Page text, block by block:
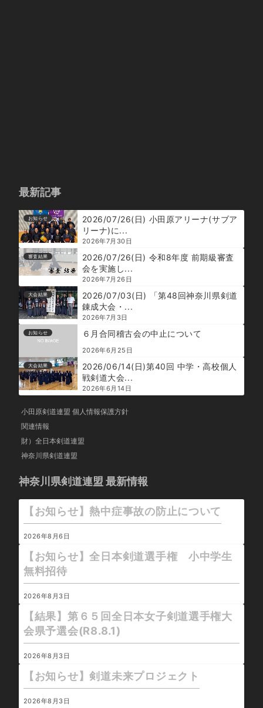
最新記事
お知らせ
2026/07/26(日) 小田原アリーナ(サブア
リーナ)に...
2026年7月30日
審査結果
2026/07/26(日) 令和8年度 前期級審査
会を実施し...
2026年7月26日
大会結果
2026/07/03(日) 「第48回神奈川県剣道
錬成大会・...
2026年7月3日
お知らせ ６月合同稽古会の中止について
2026年6月25日
大会結果
2026/06/14(日)第40回 中学・高校個人
戦剣道大会...
2026年6月14日
小田原剣道連盟 個人情報保護方針
関連情報
財）全日本剣道連盟
神奈川県剣道連盟
神奈川県剣道連盟 最新情報
【お知らせ】熱中症事故の防止について
2026年8月6日
【お知らせ】全日本剣道選手権 小中学生
無料招待
2026年8月3日
【結果】第６５回全日本女子剣道選手権大
会県予選会(R8.8.1)
2026年8月3日
【お知らせ】剣道未来プロジェクト
2026年8月3日